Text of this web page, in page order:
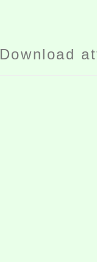
Download